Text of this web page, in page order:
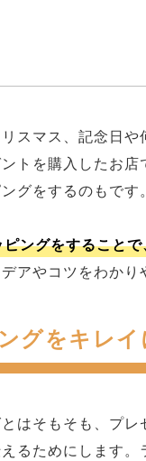
スマス、記念日
トを購入したお
グをするのもです。
ングをすること
アやコツをわかり
グをキレ
はそもそも、プ
るためにします